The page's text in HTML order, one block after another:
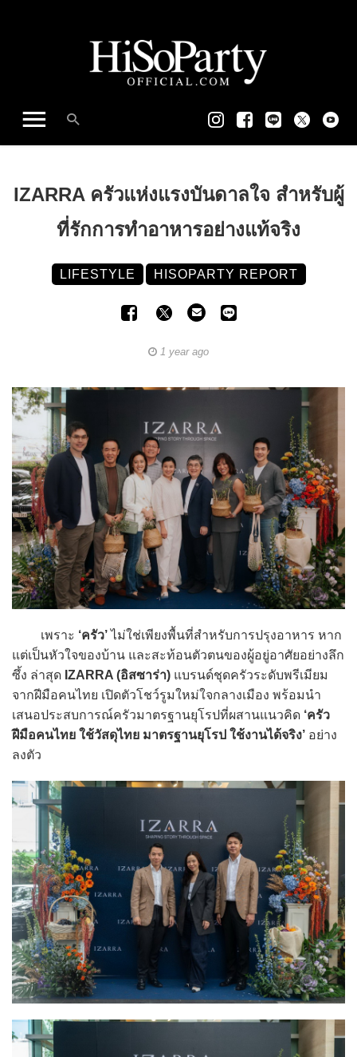
IZARRA ครัวแห่งแรงบันดาลใจ สำหรับผู้
ที่รักการทำอาหารอย่างแท้จริง
LIFESTYLE HISOPARTY REPORT
1 year ago
เพราะ ‘ครัว’ไม่ใช่เพียงพื้นที่สำหรับการปรุงอาหาร หาก
แต่เป็นหัวใจของบ้าน และสะท้อนตัวตนของผู้อยู่อาศัยอย่างลึก
ซึ้ง ล่าสุด IZARRA (อิสซาร่า) แบรนด์ชุดครัวระดับพรีเมียม
จากฝีมือคนไทย เปิดตัวโชว์รูมใหม่ใจกลางเมือง พร้อมนำ
เสนอประสบการณ์ครัวมาตรฐานยุโรปที่ผสานแนวคิด ‘ครัว
ฝีมือคนไทย ใช้วัสดุไทย มาตรฐานยุโรป ใช้งานได้จริง’ อย่าง
ลงตัว